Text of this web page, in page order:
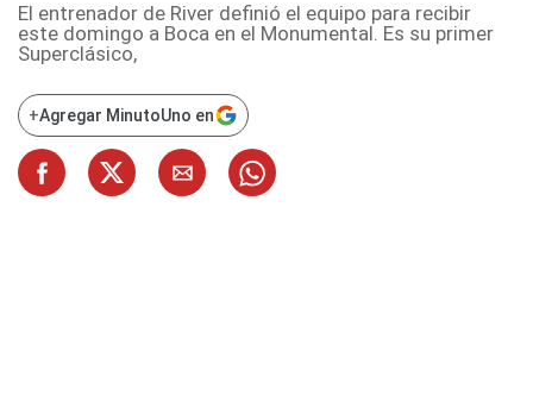
El entrenador de River definió el equipo para recibir
este domingo a Boca en el Monumental. Es su primer
Superclásico,
+Agregar MinutoUno en